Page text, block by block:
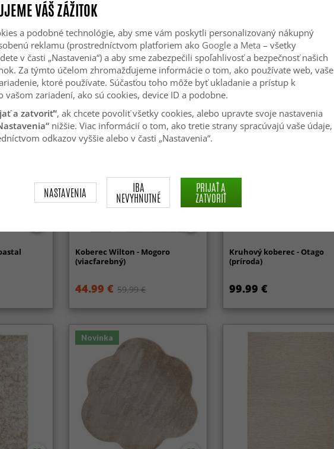
(prírodný)
25.99 €
(sivý/béžový)
59.99 € 84.99 €
Koberec Wilton - Mogoro
(viacfarebný)
44.99 € 59.99 €
Kruhový koberec - Otago
(príroda)
99.99 €
Novinka
VÁŠ ZÁŽITOK
a podobné technológie, aby sme vám poskytli personalizovaný nákupný
reklamu (prostredníctvom platforiem ako Googlea Meta – všetky
v časti „Nastavenia“) a aby sme zabezpečili spoľahlivosť a bezpečnosť našich
Za týmto účelom zhromažďujeme informácie o tom, ako používate web, vaše
ktoré používate. Súčasťou toho môže byť ukladanie a prístup k
vašom zariadení, ako sú cookies, device ID a podobne.
a zatvoriť“, ak chcete povoliť všetky cookies, alebo upravte svoje nastavenia
nižšie. Viac informácií o tom, ako tretie strany spracúvajú vaše údaje,
odkazov vyššie alebo v časti „Nastavenia“.
NASTAVENIA IBA
NEVYHNUTNÉ
PRIJAŤ A
ZATVORIŤ